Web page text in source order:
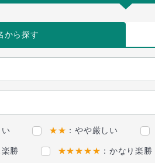
から探す
い ★★ ：やや厳しい
楽勝 ★★★★★ ：かなり楽勝